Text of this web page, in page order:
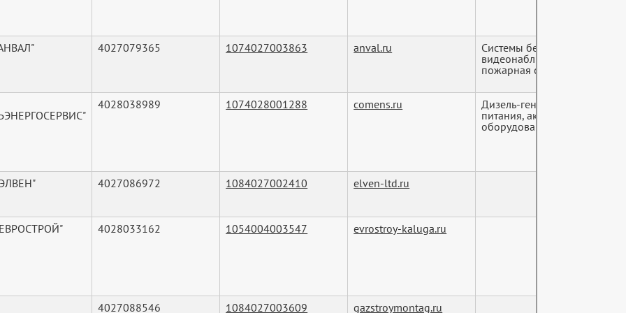
4027079365 1074027003863 anval.ru
Cистемы безопасности и
видеонаблюдения,
пожарная сигнализация и
4028038989 1074028001288 comens.ru
Дизель-генераторы,
питания, аккумуляторы,
оборудование и распр...
4027086972 1084027002410 elven-ltd.ru
4028033162 1054004003547 evrostroy-kaluga.ru
4027088546 1084027003609 gazstroymontag.ru